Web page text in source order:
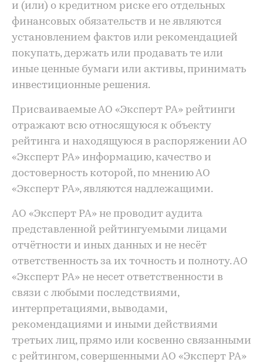
и (или) о кредитном риске его отдельных
финансовых обязательств и не являются
установлением фактов или рекомендацией
покупать, держать или продавать те или
иные ценные бумаги или активы, принимать
инвестиционные решения.
Присваиваемые АО «Эксперт РА» рейтинги
отражают всю относящуюся к объекту
рейтинга и находящуюся в распоряжении АО
«Эксперт РА» информацию, качество и
достоверность которой, по мнению АО
«Эксперт РА», являются надлежащими.
АО «Эксперт РА» не проводит аудита
представленной рейтингуемыми лицами
отчётности и иных данных и не несёт
ответственность за их точность и полноту. АО
«Эксперт РА» не несет ответственности в
связи с любыми последствиями,
интерпретациями, выводами,
рекомендациями и иными действиями
третьих лиц, прямо или косвенно связанными
с рейтингом, совершенными АО «Эксперт РА»